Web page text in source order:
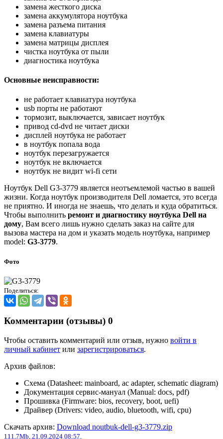
замена жесткого диска
замена аккумулятора ноутбука
замена разъема питания
замена клавиатуры
замена матрицы дисплея
чистка ноутбука от пыли
диагностика ноутбука
Основные неисправности:
не работает клавиатура ноутбука
usb порты не работают
тормозит, выключается, зависает ноутбук
привод cd-dvd не читает диски
дисплей ноутбука не работает
в ноутбук попала вода
ноутбук перезагружается
ноутбук не включается
ноутбук не видит wi-fi сети
Ноутбук Dell G3-3779 является неотъемлемой частью в вашей
жизни. Когда ноутбук производителя Dell ломается, это всегда
не приятно. И иногда не знаешь, что делать и куда обратиться.
Чтобы выполнить ремонт и диагностику ноутбука Dell на
дому, Вам всего лишь нужно сделать заказ на сайте для
вызова мастера на дом и указать модель ноутбука, например
model: G3-3779.
Фото
Поделиться:
Комментарии (отзывы) 0
Чтобы оставить комментарий или отзыв, нужно войти в
личный кабинет или зарегистрироваться.
Архив файлов:
Схема (Datasheet: mainboard, ac adapter, schematic diagram)
Документация сервис-мануал (Manual: docs, pdf)
Прошивка (Firmware: bios, recovery, boot, uefi)
Драйвер (Drivers: video, audio, bluetooth, wifi, cpu)
Скачать архив: Download noutbuk-dell-g3-3779.zip
111.7Mb, 21.09.2024 08:57.